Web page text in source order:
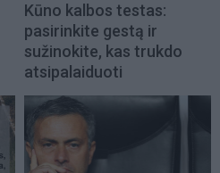
Kūno kalbos testas:
pasirinkite gestą ir
sužinokite, kas trukdo
atsipalaiduoti